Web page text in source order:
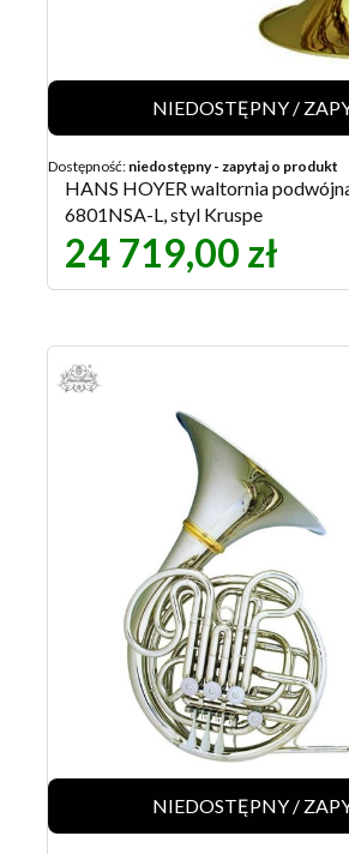
NIEDOSTĘPNY /
Dostępność: niedostępny - zapytaj o produkt
HANS HOYER waltornia
6801NSA-L, styl Kruspe
24 719,00 zł
NIEDOSTĘPNY /